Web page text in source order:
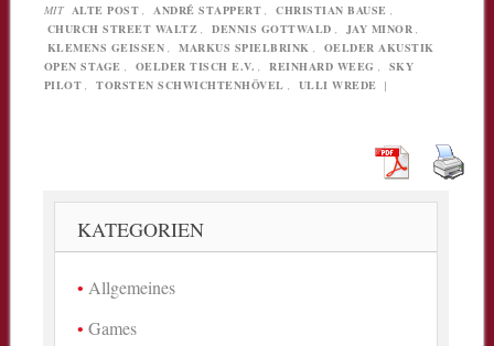
MIT ALTE POST ANDRÉ STAPPERT CHRISTIAN BAUSE
CHURCH STREET WALTZ
DENNIS GOTTWALD JAY MINOR
KLEMENS GEISSEN
MARKUS SPIELBRINK
OELDER AKUSTIK
OPEN STAGE
OELDER TISCH E.V. REINHARD WEEG
SKY
PILOT
TORSTEN SCHWICHTENHÖVEL ULLI WREDE |
KATEGORIEN
Allgemeines
Games